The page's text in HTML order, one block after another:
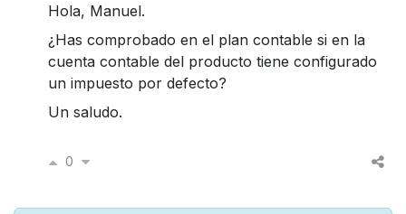
Hola, Manuel.
¿Has comprobado en el plan contable si en la
cuenta contable del producto tiene configurado
un impuesto por defecto?
Un saludo.
0